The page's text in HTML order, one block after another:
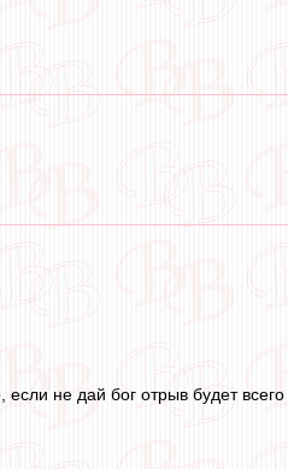
если не дай бог отрыв будет